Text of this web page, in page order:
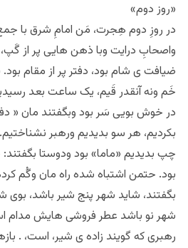
«روز دوم»
در روزِ دوم هِجرت، مَن امامِ شرق با
واصحابِ درایت وبا ذهن هایی پر از
ضیافت ی شام بود، دفتر پر از مقام بود.
خَم ونه آنقدر قَیم، یک ساعت بعد
در خوش بویی سَر بود وبگفتند مان «
بکردیم، هر سو بدیدیم ورهبر
چپ بدیدیم «ماما» بود ودوستا بگفتند:
بود. حتمن اشتباه شده راه مان وگُم
بگفتند، شاید شهر پنج شیر باشد، بوی
شهر نو باشد عطر فروشی هایش مدام
رهبری که گویند زاده ی شیر، است، .